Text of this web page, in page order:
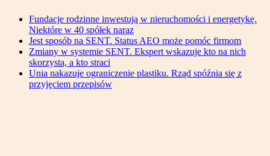
Fundacje rodzinne inwestują w nieruchomości i energetykę.
Niektóre w 40 spółek naraz
Jest sposób na SENT. Status AEO może pomóc firmom
Zmiany w systemie SENT. Ekspert wskazuje kto na nich
skorzysta, a kto straci
Unia nakazuje ograniczenie plastiku. Rząd spóźnia się z
przyjęciem przepisów